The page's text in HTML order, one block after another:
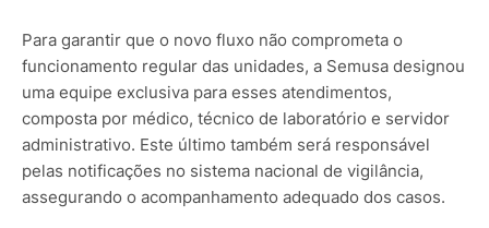
Para garantir que o novo fluxo não comprometa o
funcionamento regular das unidades, a Semusa designou
uma equipe exclusiva para esses atendimentos,
composta por médico, técnico de laboratório e servidor
administrativo. Este último também será responsável
pelas notificações no sistema nacional de vigilância,
assegurando o acompanhamento adequado dos casos.